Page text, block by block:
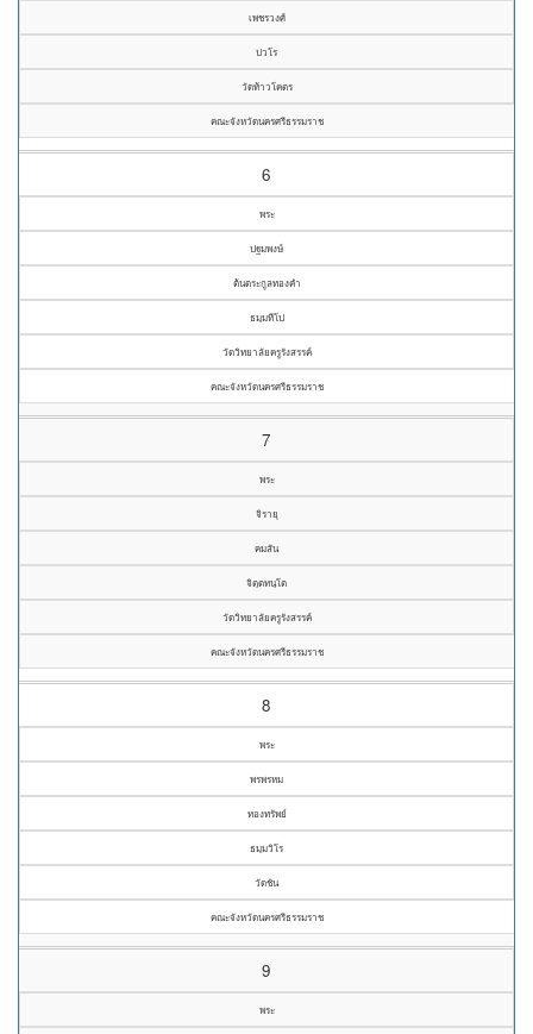
เพชรวงศ์
ปวโร
วัดท้าวโคตร
คณะจังหวัดนครศรีธรรมราช
6
พระ
ปฐมพงษ์
ต้นตระกูลทองคำ
ธมฺมทีโป
วัดวิทยาลัยครูรังสรรค์
คณะจังหวัดนครศรีธรรมราช
7
พระ
จิรายุ
คมสัน
จิตฺตทนฺโต
วัดวิทยาลัยครูรังสรรค์
คณะจังหวัดนครศรีธรรมราช
8
พระ
พรพรหม
ทองทรัพย์
ธมฺมวิโร
วัดชัน
คณะจังหวัดนครศรีธรรมราช
9
พระ